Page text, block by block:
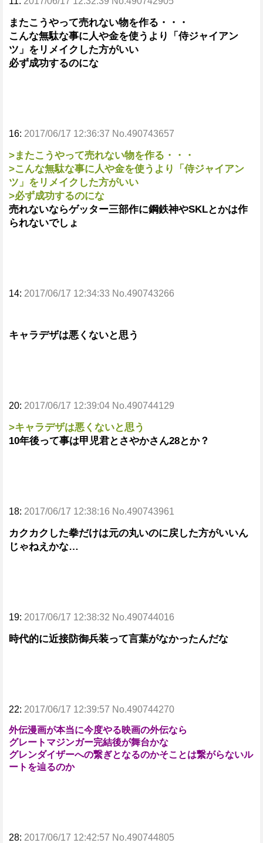
またこうやって売れない物を作る・・・
こんな無駄な事に人や金を使うより「侍ジャイアン
ツ」をリメイクした方がいい
必ず成功するのにな
16: 2017/06/17 12:36:37 No.490743657
>またこうやって売れない物を作る・・・
>こんな無駄な事に人や金を使うより「侍ジャイアン
ツ」をリメイクした方がいい
>必ず成功するのにな
売れないならゲッター三部作に鋼鉄神やSKLとかは作
られないでしょ
14: 2017/06/17 12:34:33 No.490743266
キャラデザは悪くないと思う
20: 2017/06/17 12:39:04 No.490744129
>キャラデザは悪くないと思う
10年後って事は甲児君とさやかさん28とか？
18: 2017/06/17 12:38:16 No.490743961
カクカクした拳だけは元の丸いのに戻した方がいいん
じゃねえかな…
19: 2017/06/17 12:38:32 No.490744016
時代的に近接防御兵装って言葉がなかったんだな
22: 2017/06/17 12:39:57 No.490744270
外伝漫画が本当に今度やる映画の外伝なら
グレートマジンガー完結後が舞台かな
グレンダイザーへの繋ぎとなるのかそことは繋がらないル
ートを辿るのか
28: 2017/06/17 12:42:57 No.490744805